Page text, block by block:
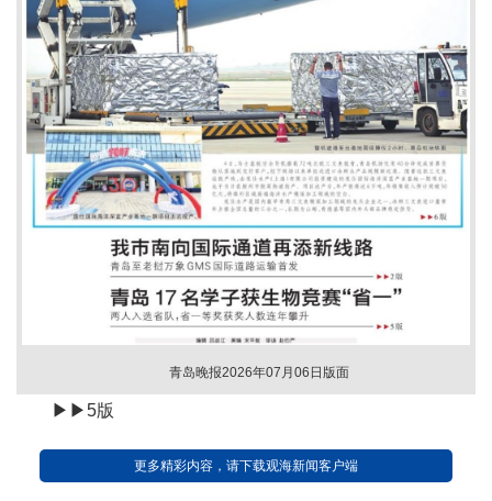
青岛晚报2026年07月06日版面
▶▶5版
更多精彩内容，请下载观海新闻客户端